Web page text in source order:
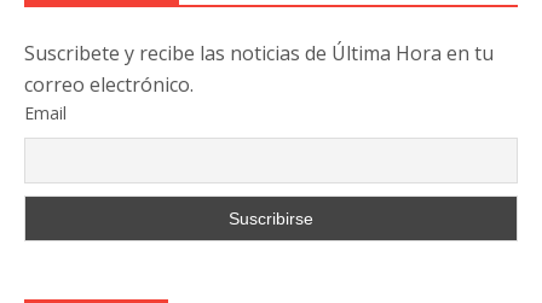
Suscribete y recibe las noticias de Última Hora en tu
correo electrónico.
Email